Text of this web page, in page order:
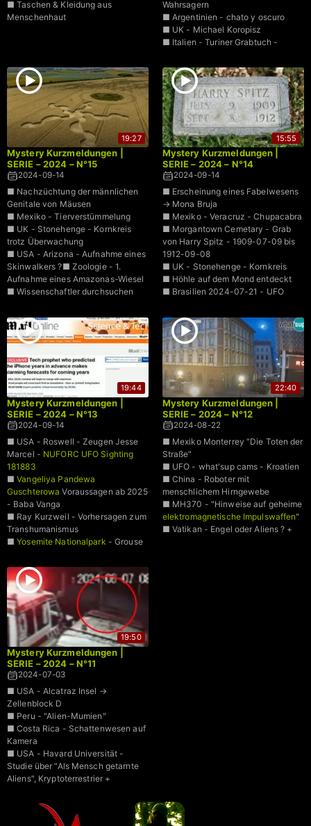
■ Taschen & Kleidung aus
Menschenhaut
Wahrsagern
■ Argentinien - chato y oscuro
■ UK - Michael Koropisz
■ Italien - Turiner Grabtuch -
n.Chr.
■ Asteroid in Richtung Erde
19:27
Mystery Kurzmeldungen |
SERIE – 2024 – N°15
2024-09-14
■ Nachzüchtung der männlichen
Genitale von Mäusen
■ Mexiko - Tierverstümmelung
■ UK - Stonehenge - Kornkreis
trotz Überwachung
■ USA - Arizona - Aufnahme eines
Skinwalkers ?■ Zoologie - 1.
Aufnahme eines Amazonas-Wiesel
■ Wissenschaftler durchsuchen
Zeitreisen
■ Mexiko - Überwachungskamera
eines Friedhofes - Kind erscheint
15:55
Mystery Kurzmeldungen |
SERIE – 2024 – N°14
2024-09-14
■ Erscheinung eines Fabelwesens
→ Mona Bruja
■ Mexiko - Veracruz - Chupacabra
■ Morgantown Cemetary - Grab
von Harry Spitz - 1909-07-09 bis
1912-09-08
■ UK - Stonehenge - Kornkreis
■ Höhle auf dem Mond entdeckt
■ Brasilien 2024-07-21 - UFO
■ Lichtkugel mit Angriff auf einen
Menschen
19:44
Mystery Kurzmeldungen |
SERIE – 2024 – N°13
2024-09-14
■ USA - Roswell - Zeugen Jesse
Marcel - NUFORC UFO Sighting
181883
■Vangeliya Pandewa
Guschterowa Voraussagen ab 2025
- Baba Vanga
■ Ray Kurzweil - Vorhersagen zum
Transhumanismus
■Yosemite Nationalpark - Grouse
22:40
Mystery Kurzmeldungen |
SERIE – 2024 – N°12
2024-08-22
■ Mexiko Monterrey "Die Toten der
Straße"
■ UFO - what'sup cams - Kroatien
■ China - Roboter mit
menschlichem Hirngewebe
■ MH370 - "Hinweise auf geheime
elektromagnetische Impulswaffen"
■ Vatikan - Engel oder Aliens ? +
19:50
Mystery Kurzmeldungen |
SERIE – 2024 – N°11
2024-07-03
■ USA - Alcatraz Insel →
Zellenblock D
■ Peru - "Alien-Mumien"
■ Costa Rica - Schattenwesen auf
Kamera
■ USA - Havard Universität -
Studie über "Als Mensch getarnte
Aliens", Kryptoterrestrier +